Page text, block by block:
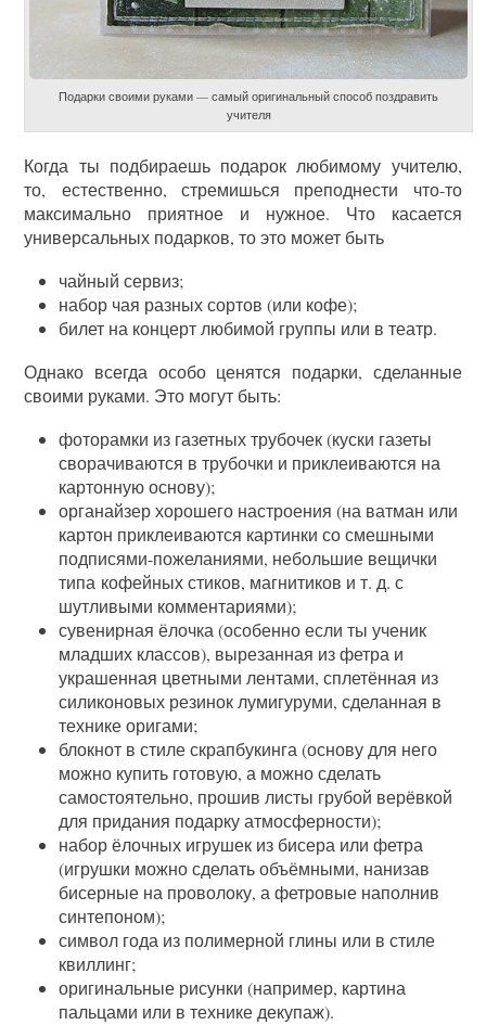
Подарки своими руками — самый оригинальный способ поздравить
учителя
Когда ты подбираешь подарок любимому учителю,
то, естественно, стремишься преподнести что-то
максимально приятное и нужное. Что касается
универсальных подарков, то это может быть
чайный сервиз;
набор чая разных сортов (или кофе);
билет на концерт любимой группы или в театр.
Однако всегда особо ценятся подарки, сделанные
своими руками. Это могут быть:
фоторамки из газетных трубочек (куски газеты
сворачиваются в трубочки и приклеиваются на
картонную основу);
органайзер хорошего настроения (на ватман или
картон приклеиваются картинки со смешными
подписями-пожеланиями, небольшие вещички
типа кофейных стиков, магнитиков и т. д. с
шутливыми комментариями);
сувенирная ёлочка (особенно если ты ученик
младших классов), вырезанная из фетра и
украшенная цветными лентами, сплетённая из
силиконовых резинок лумигуруми, сделанная в
технике оригами;
блокнот в стиле скрапбукинга (основу для него
можно купить готовую, а можно сделать
самостоятельно, прошив листы грубой верёвкой
для придания подарку атмосферности);
набор ёлочных игрушек из бисера или фетра
(игрушки можно сделать объёмными, нанизав
бисерные на проволоку, а фетровые наполнив
синтепоном);
символ года из полимерной глины или в стиле
квиллинг;
оригинальные рисунки (например, картина
пальцами или в технике декупаж).